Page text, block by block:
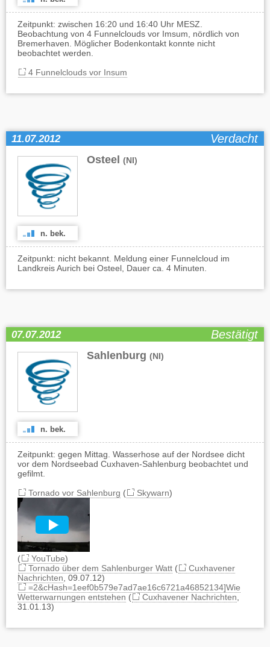
Zeitpunkt: zwischen 16:20 und 16:40 Uhr MESZ.
Beobachtung von 4 Funnelclouds vor Imsum, nördlich von
Bremerhaven. Möglicher Bodenkontakt konnte nicht
beobachtet werden.
4 Funnelclouds vor Insum
11.07.2012 Verdacht
Osteel (NI)
n. bek.
Zeitpunkt: nicht bekannt. Meldung einer Funnelcloud im
Landkreis Aurich bei Osteel, Dauer ca. 4 Minuten.
07.07.2012 Bestätigt
Sahlenburg (NI)
n. bek.
Zeitpunkt: gegen Mittag. Wasserhose auf der Nordsee dicht
vor dem Nordseebad Cuxhaven-Sahlenburg beobachtet und
gefilmt.
Tornado vor Sahlenburg ( Skywarn)
( YouTube)
Tornado über dem Sahlenburger Watt(
Cuxhavener
Nachrichten , 09.07.12)
=2&cHash=1eef0b579e7ad7ae16c6721a46852134]Wie
Wetterwarnungen entstehen ( Cuxhavener Nachrichten
31.01.13)